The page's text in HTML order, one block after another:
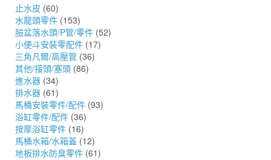
止水皮 (60)
水龍頭零件 (153)
臉盆落水頭/P管/零件 (52)
小便斗安裝零配件 (17)
三角凡爾/高壓管 (36)
其他/接頭/塞頭 (86)
進水器 (34)
排水器 (61)
馬桶安裝零件/配件 (93)
浴缸零件/配件 (36)
按摩浴缸零件 (16)
馬桶水箱/水箱蓋 (12)
地板排水防臭零件 (61)